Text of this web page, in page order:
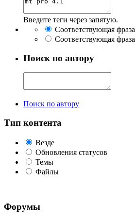
Введите теги через запятую.
Соответствующая фраза
Соответствующая фраза
Поиск по автору
Поиск по автору
Тип контента
Везде
Обновления статусов
Темы
Файлы
Форумы